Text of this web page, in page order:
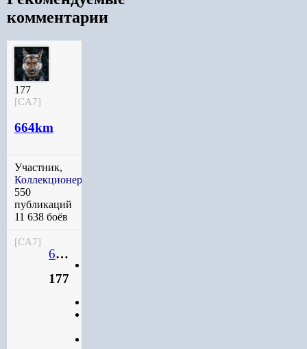
комментарии
177
[CA7]
664km
Участник,
Коллекционер
550
публикаций
11 638 боёв
[CA7]
664km
177